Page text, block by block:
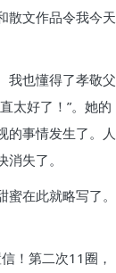
散文作品令我今天
我也懂得了孝敬父
太好了！”。她的
的事情发生了。人
失了。
在此就略写了。
！第二次11圈，